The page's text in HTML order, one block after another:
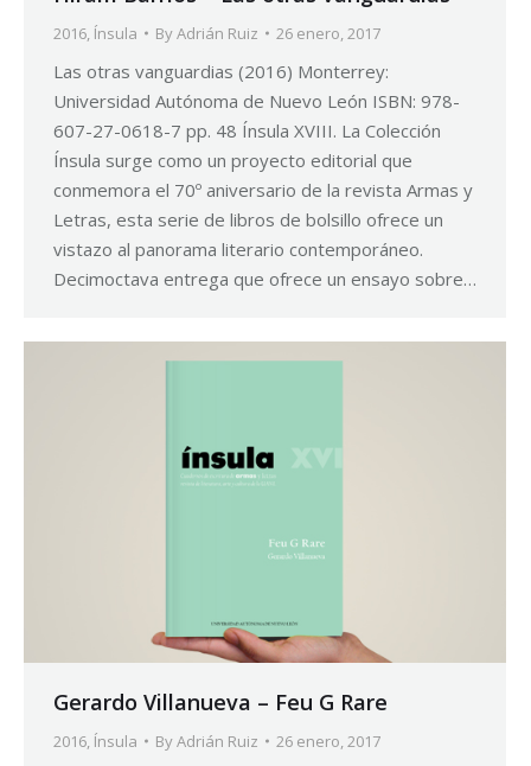
2016, Ínsula ByAdrián Ruiz 26 enero, 2017
Las otras vanguardias (2016) Monterrey:
Universidad Autónoma de Nuevo León ISBN: 978-
607-27-0618-7 pp. 48 Ínsula XVIII. La Colección
Ínsula surge como un proyecto editorial que
conmemora el 70º aniversario de la revista Armas y
Letras, esta serie de libros de bolsillo ofrece un
vistazo al panorama literario contemporáneo.
Decimoctava entrega que ofrece un ensayo sobre…
Gerardo Villanueva – Feu G Rare
2016, Ínsula ByAdrián Ruiz 26 enero, 2017